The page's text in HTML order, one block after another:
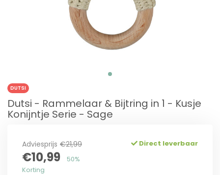
DUTSI
Dutsi - Rammelaar & Bijtring in 1 - Kusje
Konijntje Serie - Sage
Adviesprijs €21,99
€10,99
50%
Korting
Direct leverbaar